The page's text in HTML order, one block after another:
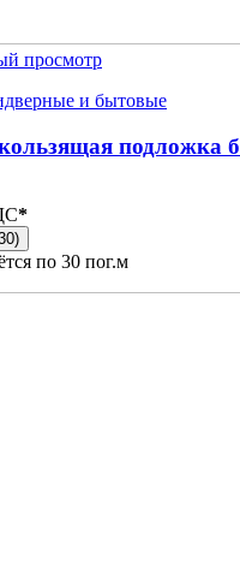
просмотр
и бытовые
подложка
*
по 30 пог.м